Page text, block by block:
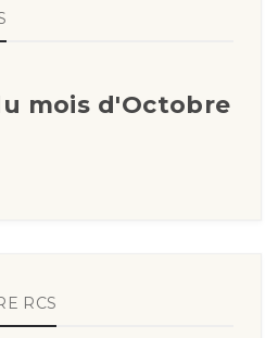
mois d'Octobre
RCS